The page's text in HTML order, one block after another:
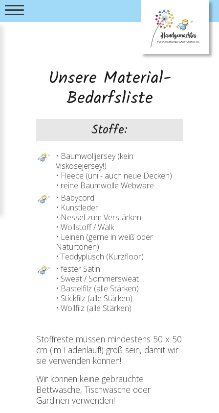
Unsere Material-
Bedarfsliste
Stoffe:
• Baumwolljersey (kein
Viskosejersey!)
• Fleece (uni - auch neue Decken)
• reine Baumwolle Webware
• Babycord
• Kunstleder
• Nessel zum Verstärken
• Wollstoff / Walk
• Leinen (gerne in weiß oder
Naturtönen)
• Teddyplüsch (Kurzfloor)
• fester Satin
• Sweat / Sommersweat
• Bastelfilz (alle Stärken)
• Stickfilz (alle Stärken)
• Wollfilz (alle Stärken)
Stoffreste müssen mindestens 50 x 50
cm (im Fadenlauf!) groß sein, damit wir
sie verwenden können!
Wir können keine gebrauchte
Bettwäsche, Tischwäsche oder
Gardinen verwenden!